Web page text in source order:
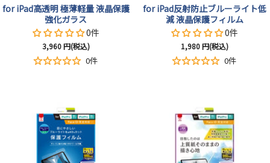
for iPad高透明 極薄軽量 液晶保護
強化ガラス
0件
セ
ー
3,960円(税込)
0件
for iPad反射防止ブルーライト低
減 液晶保護フィルム
0件
セ
ー
1,980円(税込)
0件